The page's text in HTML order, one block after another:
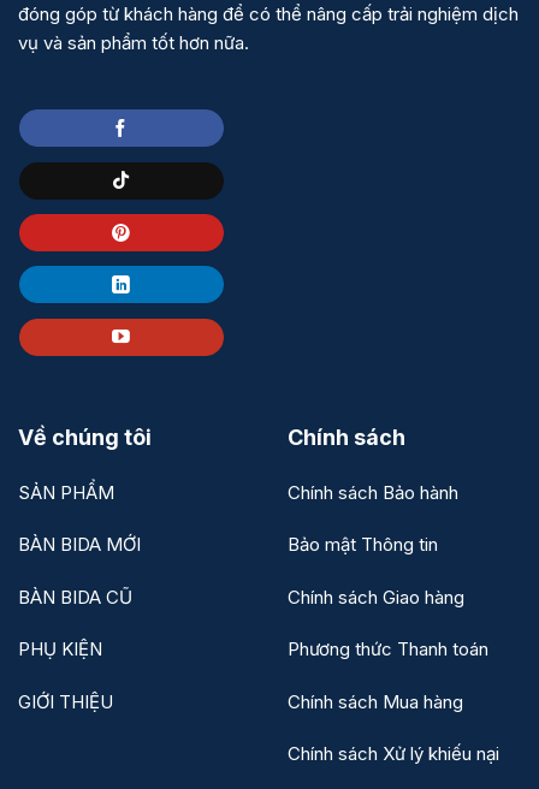
đóng góp từ khách hàng để có thể nâng cấp trải nghiệm dịch
vụ và sản phẩm tốt hơn nữa.
Về chúng tôi
SẢN PHẨM
BÀN BIDA MỚI
BÀN BIDA CŨ
PHỤ KIỆN
GIỚI THIỆU
Chính sách
Chính sách Bảo hành
Bảo mật Thông tin
Chính sách Giao hàng
Phương thức Thanh toán
Chính sách Mua hàng
Chính sách Xử lý khiếu nại